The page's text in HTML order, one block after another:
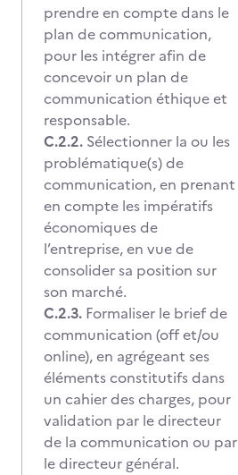
prendre en compte dans le
plan de communication,
pour les intégrer afin de
concevoir un plan de
communication éthique et
responsable.
C.2.2. Sélectionner la ou les
problématique(s) de
communication, en prenant
en compte les impératifs
économiques de
l’entreprise, en vue de
consolider sa position sur
son marché.
C.2.3. Formaliser le brief de
communication (off et/ou
online), en agrégeant ses
éléments constitutifs dans
un cahier des charges, pour
validation par le directeur
de la communication ou par
le directeur général.